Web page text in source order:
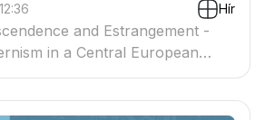
Hír
and Estrangement -
in a Central European